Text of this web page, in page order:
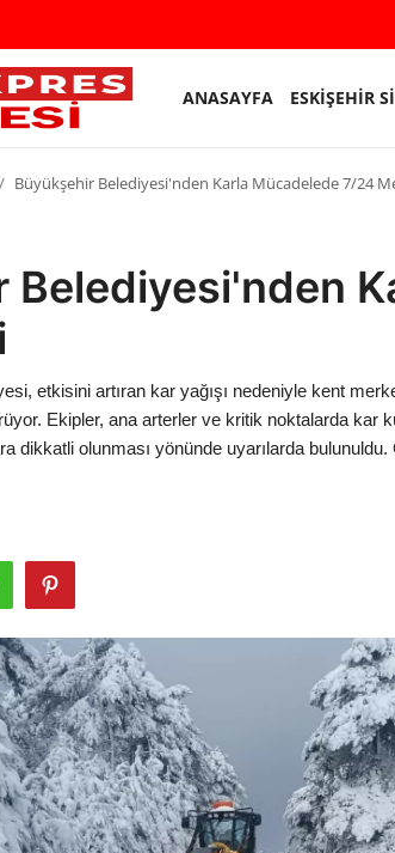
ANASAYFA ESKIŞEHIR
Büyükşehir Belediyesi'nden Karla Mücadelede 7/24
Belediyesi'nden
etkisini artıran kar yağışı nedeniyle kent
Ekipler, ana arterler ve kritik noktalarda kar
dikkatli olunması yönünde uyarılarda